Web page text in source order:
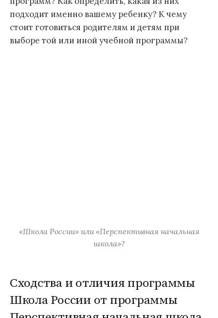
подходит именно вашему ребенку? К чему
стоит готовиться родителям и детям при
выборе той или иной учебной программы?
«Школа России» или «Перспективная начальная
школа»?
Сходства и отличия программы
Школа России от программы